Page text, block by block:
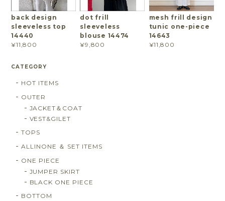
back design
sleeveless top
14440
¥11,800
dot frill
sleeveless
blouse 14474
¥9,800
mesh frill design
tunic one-piece
14643
¥11,800
CATEGORY
HOT ITEMS
OUTER
JACKET＆COAT
VEST&GILET
TOPS
ALLINONE ＆ SET ITEMS
ONE PIECE
JUMPER SKIRT
BLACK ONE PIECE
BOTTOM